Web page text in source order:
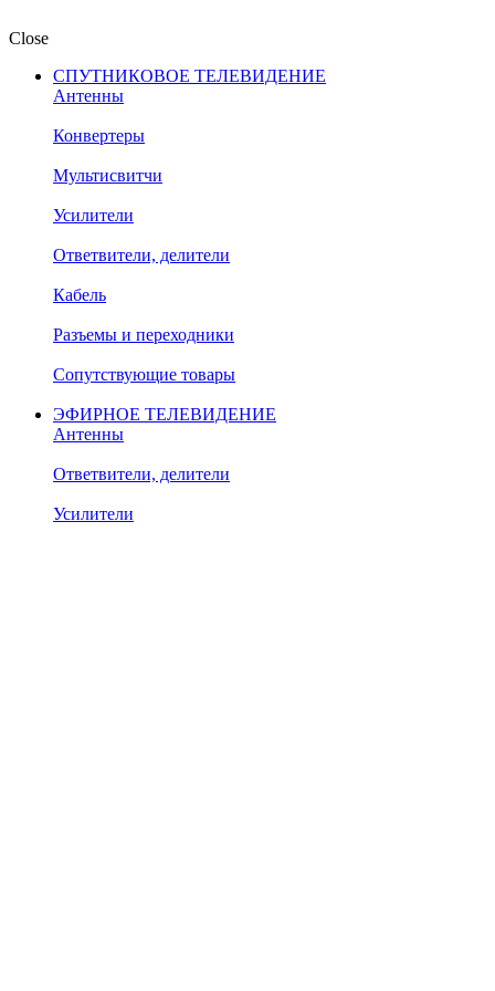
Close
СПУТНИКОВОЕ ТЕЛЕВИДЕНИЕ
Антенны
Конвертеры
Мультисвитчи
Усилители
Ответвители, делители
Кабель
Разъемы и переходники
Сопутствующие товары
ЭФИРНОЕ ТЕЛЕВИДЕНИЕ
Антенны
Ответвители, делители
Усилители